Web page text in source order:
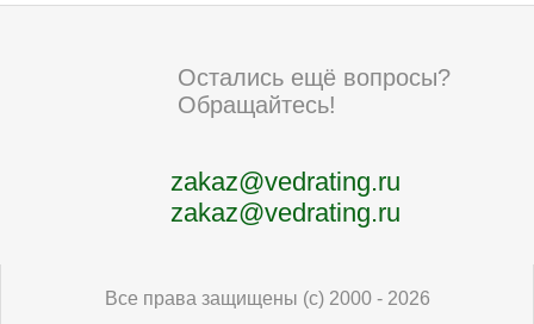
Все права защищены (с) 2000 - 2026
Остались ещё вопросы?
Обращайтесь!
zakaz@vedrating.ru
zakaz@vedrating.ru